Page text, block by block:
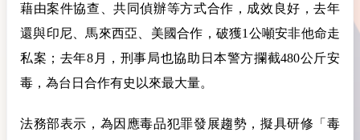
藉由案件協查、共同偵辦等方式合作，成效良好，去年
還與印尼、馬來西亞、美國合作，破獲1公噸安非他命走
私案；去年8月，刑事局也協助日本警方攔截480公斤安
毒，為台日合作有史以來最大量。
法務部表示，為因應毒品犯罪發展趨勢，擬具研修「毒